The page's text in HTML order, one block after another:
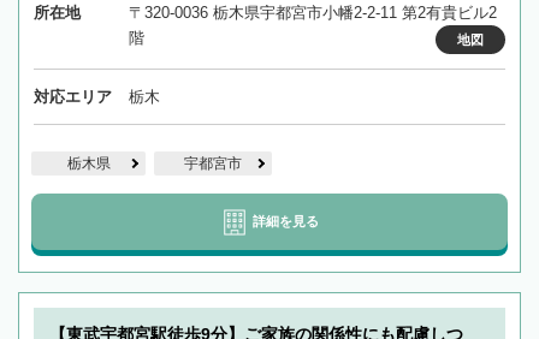
所在地
〒320-0036 栃木県宇都宮市小幡2-2-11 第2有貴ビル2
階
地図
対応エリア 栃木
栃木県 宇都宮市
詳細を見る
【東武宇都宮駅徒歩9分】ご家族の関係性にも配慮しつ